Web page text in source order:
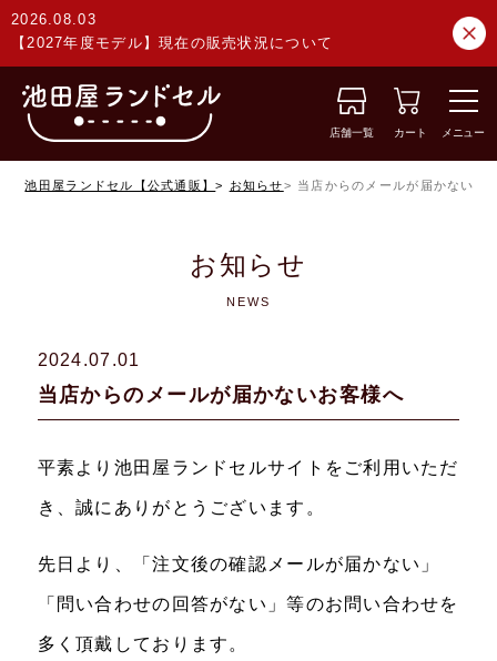
2026.08.03
【2027年度モデル】現在の販売状況について
店舗一覧 カート メニュー
池田屋ランドセル【公式通販】 お知らせ 当店からのメールが届かないお
お知らせ
NEWS
2024.07.01
当店からのメールが届かないお客様へ
平素より池田屋ランドセルサイトをご利用いただ
き、誠にありがとうございます。
先日より、「注文後の確認メールが届かない」
「問い合わせの回答がない」等のお問い合わせを
多く頂戴しております。